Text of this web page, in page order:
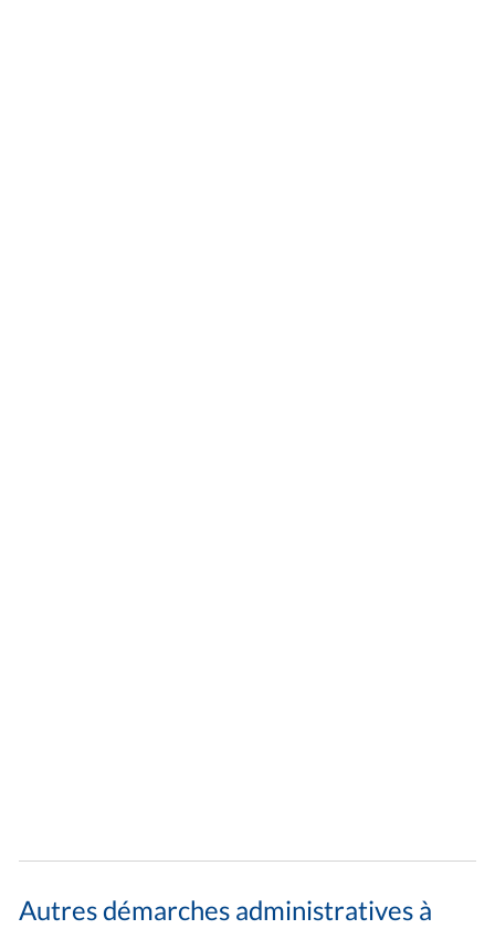
Autres démarches administratives à